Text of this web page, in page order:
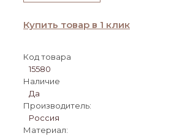
Купить товар в 1 клик
Код товара
15580
Наличие
Да
Производитель:
Россия
Материал: